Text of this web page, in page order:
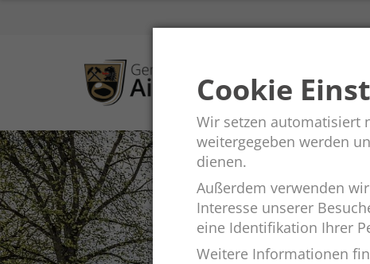
Cookie
Wir setzen automatisiert
weitergegeben werden
dienen.
Außerdem verwenden
Interesse unserer
eine Identifikation Ihrer
Weitere Informationen